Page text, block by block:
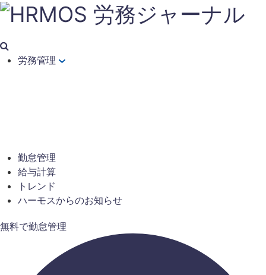
労務管理
勤怠管理
給与計算
トレンド
ハーモスからのお知らせ
無料で勤怠管理